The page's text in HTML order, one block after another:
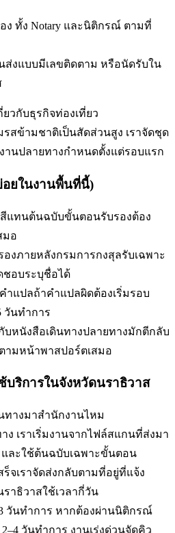
ง ทั้ง Notary และนิติกรณ์ ตามที่
ส่งแบบมีเลขติดตาม หรือนัดรับใน
วกับธุรกิจท่องเที่ยว
สข้ามชาติเป็นสัดส่วนสูง เราจัดชุด
านปลายทางกำหนดตั้งแต่รอบแรก
ยในงานพื้นที่นี้)
สีแทนต้นฉบับขั้นตอนรับรองต้อง
มอ
องภายหลังกรมการกงสุลรับเฉพาะ
อบระบุชื่อได้
ำแปลถ้าคำแปลผิดต้องเริ่มรอบ
วันทำการ
บหนังสือเดินทางปลายทางมักตีกลับ
ามหน้าพาสปอร์ตเสมอ
บริการในจังหวัดนราธิวาส
ทางมาสำนักงานไหม
ง เราเริ่มงานจากไฟล์สแกนที่ส่งมา
และใช้ต้นฉบับเฉพาะขั้นตอน
ร็จเราจัดส่งกลับตามที่อยู่ที่แจ้ง
าธิวาสใช้เวลากี่วัน
วันทำการ หากต้องผ่านนิติกรณ์
วันทำการ งานเร่งด่วนจัดคิว